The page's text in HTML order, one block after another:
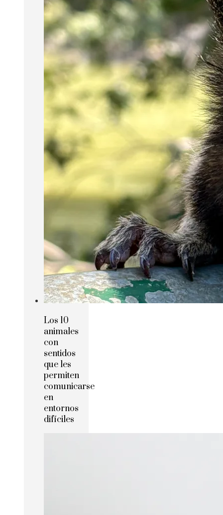
Los 10
animales
con
sentidos
que les
permiten
comunicarse
en
entornos
difíciles